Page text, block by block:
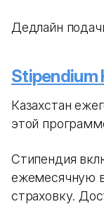
Дедлайн
Stipendium
Казахстан
этой
Стипендия
ежемесячную
страховку.